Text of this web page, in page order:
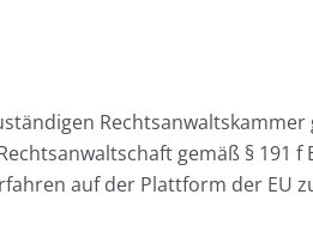
Rechtsanwaltskammer
gemäß § 191 f
auf der Plattform der EU